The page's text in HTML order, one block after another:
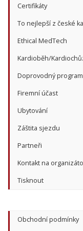
Certifikáty
To nejlepší z české
Ethical MedTech
Kardioběh/
Doprovodný program
Firemní účast
Ubytování
Záštita sjezdu
Partneři
Kontakt na
Tisknout
Obchodní podmínky